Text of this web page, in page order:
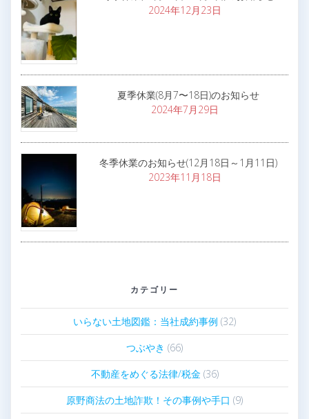
2024年12月23日
夏季休業(8月7〜18日)のお知らせ
2024年7月29日
冬季休業のお知らせ(12月18日～1月11日)
2023年11月18日
カテゴリー
いらない土地図鑑：当社成約事例 (32)
つぶやき (66)
不動産をめぐる法律/税金 (36)
原野商法の土地詐欺！その事例や手口 (9)